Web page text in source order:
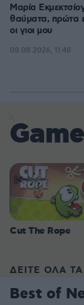
Μαρία
θαύματα, πρώτα
οι γιοι μου
08.08.2026, 11:48
Cut The Rope
ΔΕΙΤΕ ΟΛΑ ΤΑ
Best of